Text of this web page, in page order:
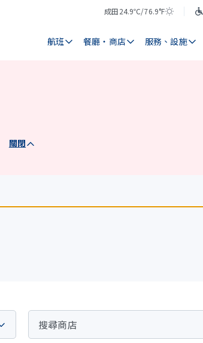
成田
氣
24.9℃/76.9°F
天
航班 餐廳・商店 服務、設施
關閉